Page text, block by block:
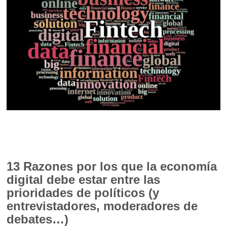
13 Razones por los que la economía
digital debe estar entre las
prioridades de políticos (y
entrevistadores, moderadores de
debates…)